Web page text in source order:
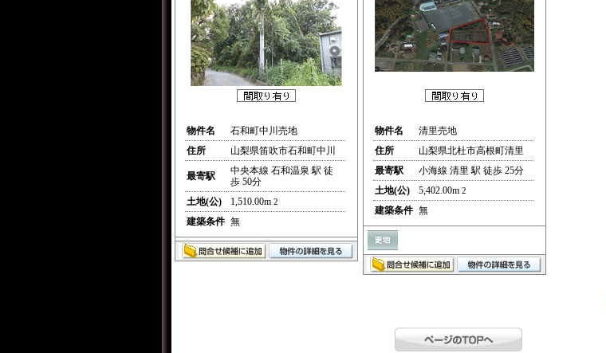
物件名
石和町中川売地
住所
山梨県笛吹市石和町中川
最寄駅
中央本線 石和温泉 駅 徒
歩 50分
土地(公)
1,510.00m 2
建築条件 無
物件名
清里売地
住所
山梨県北杜市高根町清里
最寄駅
小海線 清里 駅 徒歩 25分
土地(公)
5,402.00m 2
建築条件 無